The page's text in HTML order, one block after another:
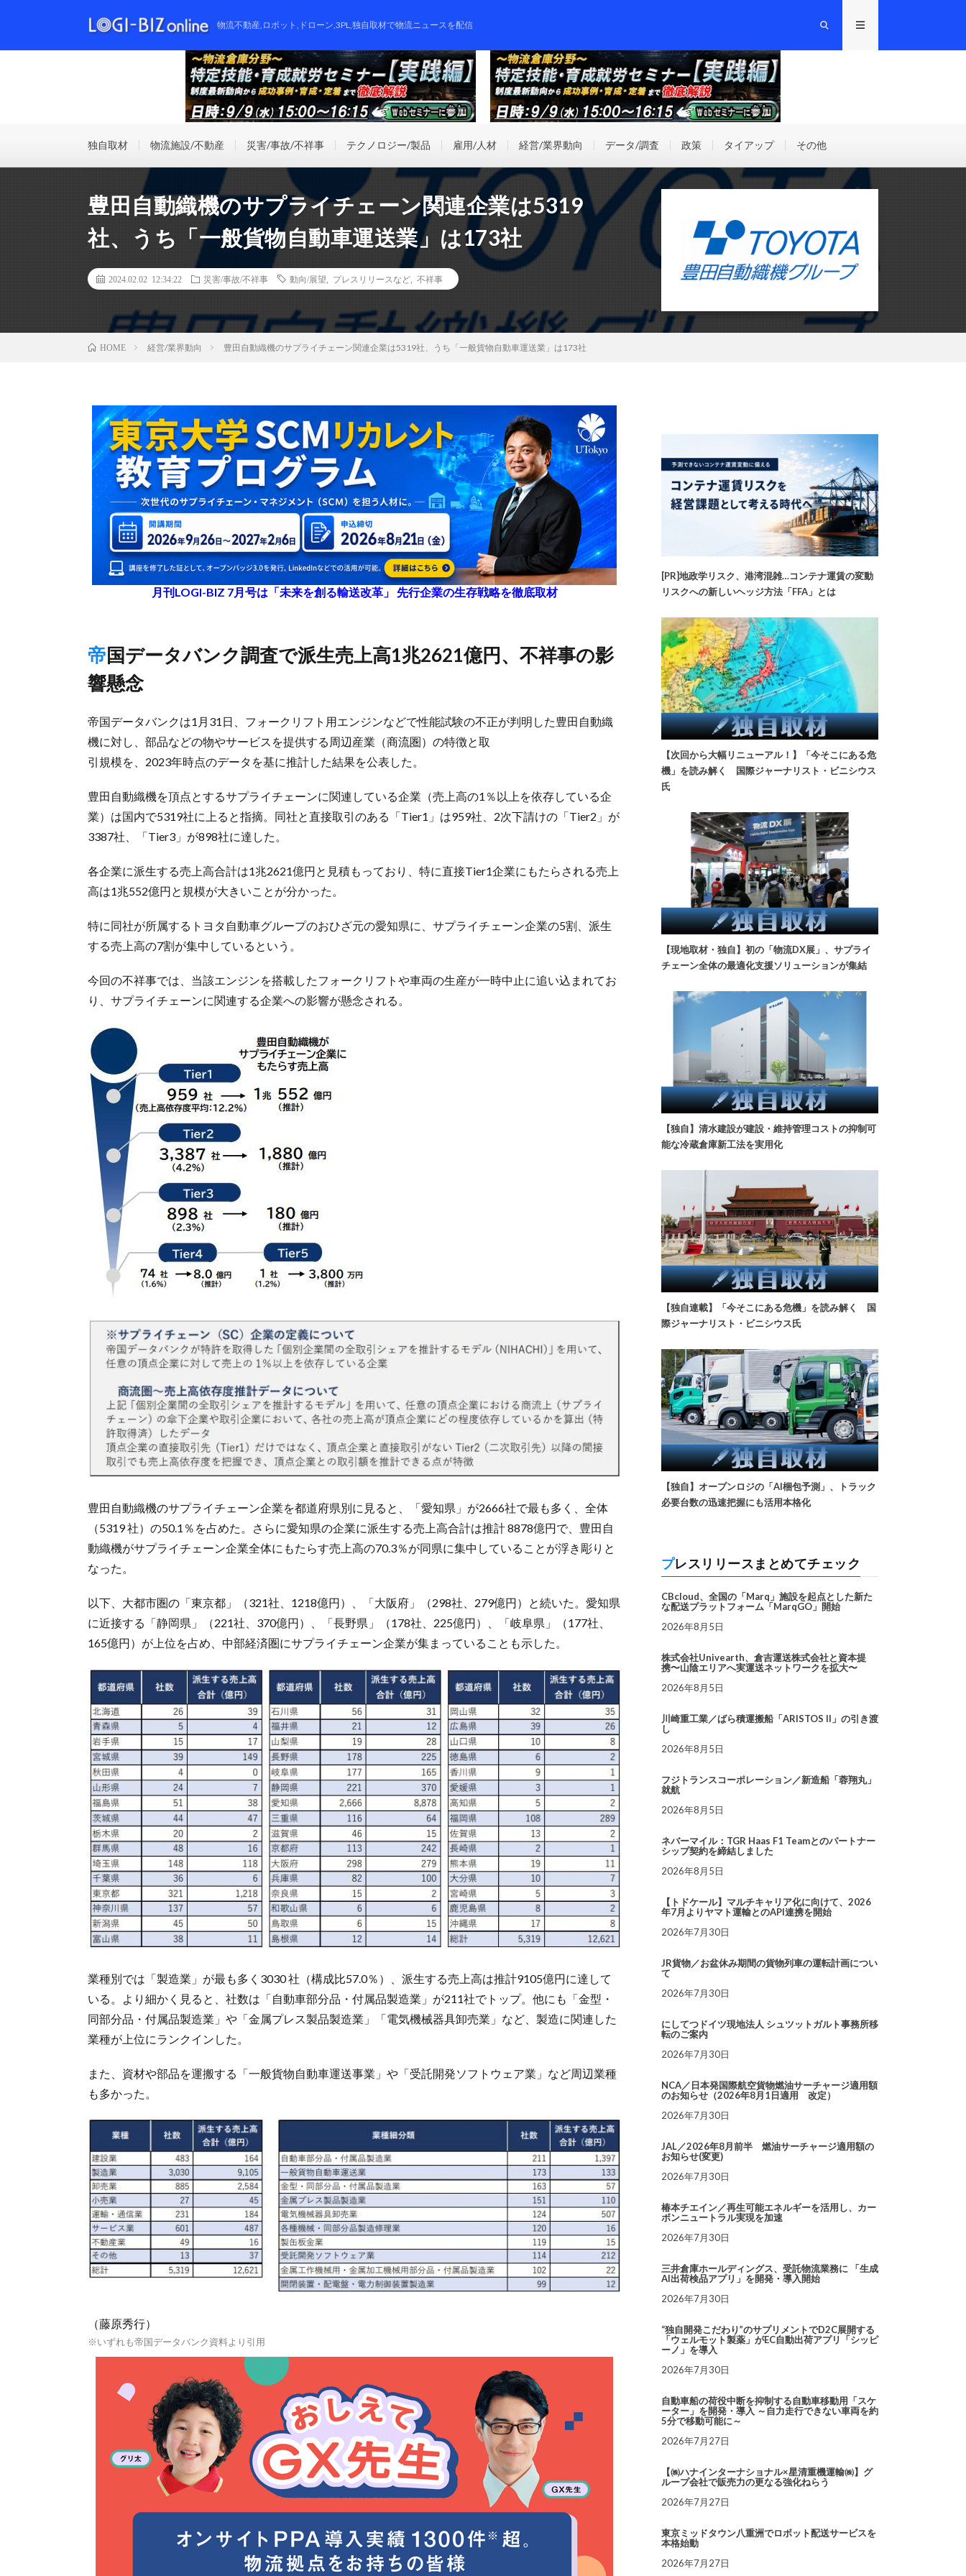
物流不動産,ロボット,ドローン,3PL,独自取材で物流ニュースを配信
独自取材 物流施設/不動産 災害/事故/不祥事 テクノロジー/製品 雇用/人材 経営/業界動向 データ/調査 政策 タイアップ その他
豊⽥⾃動織機のサプライチェーン関連企業は5319
社、うち「一般貨物自動車運送業」は173社
2024.02.02 12:34:22 災害/事故/不祥事 動向/展望 プレスリリースなど 不祥事
HOME 経営/業界動向 豊⽥⾃動織機のサプライチェーン関連企業は5319社、うち「一般貨物自動車運送業」は173社
月刊LOGI-BIZ 7月号は「未来を創る輸送改革」 先行企業の生存戦略を徹底取材
帝国データバンク調査で派⽣売上⾼1兆2621億円、不祥事の影
響懸念
帝国データバンクは1月31日、フォークリフト用エンジンなどで性能試験の不正が判明した豊田自動織
機に対し、部品などの物やサービスを提供する周辺産業（商流圏）の特徴と取
引規模を、2023年時点のデータを基に推計した結果を公表した。
豊田自動織機を頂点とするサプライチェーンに関連している企業（売上高の1％以上を依存している企
業）は国内で5319社に上ると指摘。同社と直接取引のある「Tier1」は959社、2次下請けの「Tier2」が
3387社、「Tier3」が898社に達した。
各企業に派生する売上高合計は1兆2621億円と見積もっており、特に直接Tier1企業にもたらされる売上
高は1兆552億円と規模が大きいことが分かった。
特に同社が所属するトヨタ自動車グループのおひざ元の愛知県に、サプライチェーン企業の5割、派生
する売上高の7割が集中しているという。
今回の不祥事では、当該エンジンを搭載したフォークリフトや車両の生産が一時中止に追い込まれてお
り、サプライチェーンに関連する企業への影響が懸念される。
豊田自動織機のサプライチェーン企業を都道府県別に見ると、「愛知県」が2666社で最も多く、全体
（5319 社）の50.1％を占めた。さらに愛知県の企業に派生する売上高合計は推計 8878億円で、豊田自
動織機がサプライチェーン企業全体にもたらす売上高の70.3％が同県に集中していることが浮き彫りと
なった。
以下、大都市圏の「東京都」（321社、1218億円）、「大阪府」（298社、279億円）と続いた。愛知県
に近接する「静岡県」（221社、370億円）、「長野県」（178社、225億円）、「岐阜県」（177社、
165億円）が上位を占め、中部経済圏にサプライチェーン企業が集まっていることも示した。
業種別では「製造業」が最も多く3030 社（構成比57.0％）、派生する売上高は推計9105億円に達して
いる。より細かく見ると、社数は「自動車部分品・付属品製造業」が211社でトップ。他にも「金型・
同部分品・付属品製造業」や「金属プレス製品製造業」「電気機械器具卸売業」など、製造に関連した
業種が上位にランクインした。
また、資材や部品を運搬する「一般貨物自動車運送事業」や「受託開発ソフトウェア業」など周辺業種
も多かった。
（藤原秀行）
※いずれも帝国データバンク資料より引用
[PR]地政学リスク、港湾混雑…コンテナ運賃の変動
リスクへの新しいヘッジ方法「FFA」とは
【次回から大幅リニューアル！】「今そこにある危
機」を読み解く 国際ジャーナリスト・ビニシウス
氏
【現地取材・独自】初の「物流DX展」、サプライ
チェーン全体の最適化支援ソリューションが集結
【独自】清水建設が建設・維持管理コストの抑制可
能な冷蔵倉庫新工法を実用化
【独自連載】「今そこにある危機」を読み解く 国
際ジャーナリスト・ビニシウス氏
【独自】オープンロジの「AI梱包予測」、トラック
必要台数の迅速把握にも活用本格化
プレスリリースまとめてチェック
CBcloud、全国の「Marq」施設を起点とした新た
な配送プラットフォーム「MarqGO」開始
2026年8月5日
株式会社Univearth、倉吉運送株式会社と資本提
携〜山陰エリアへ実運送ネットワークを拡大〜
2026年8月5日
川崎重工業／ばら積運搬船「ARISTOS II」の引き渡
し
2026年8月5日
フジトランスコーポレーション／新造船「蓉翔丸」
就航
2026年8月5日
ネバーマイル：TGR Haas F1 Teamとのパートナー
シップ契約を締結しました
2026年8月5日
【トドケール】マルチキャリア化に向けて、2026
年7月よりヤマト運輸とのAPI連携を開始
2026年7月30日
JR貨物／お盆休み期間の貨物列車の運転計画につい
て
2026年7月30日
にしてつドイツ現地法人 シュツットガルト事務所移
転のご案内
2026年7月30日
NCA／日本発国際航空貨物燃油サーチャージ適用額
のお知らせ（2026年8月1日適用 改定）
2026年7月30日
JAL／2026年8月前半 燃油サーチャージ適用額の
お知らせ(変更)
2026年7月30日
椿本チエイン／再生可能エネルギーを活用し、カー
ボンニュートラル実現を加速
2026年7月30日
三井倉庫ホールディングス、受託物流業務に 「生成
AI出荷検品アプリ」を開発・導入開始
2026年7月30日
“独自開発こだわり”のサプリメントでD2C展開する
「ウェルモット製薬」がEC自動出荷アプリ「シッピ
ーノ」を導入
2026年7月30日
自動車船の荷役中断を抑制する自動車移動用「スケ
ーター」を開発・導入 ～自力走行できない車両を約
5分で移動可能に～
2026年7月27日
【㈱ハナインターナショナル×星清重機運輸㈱】グ
ループ会社で販売力の更なる強化ねらう
2026年7月27日
東京ミッドタウン八重洲でロボット配送サービスを
本格始動
2026年7月27日